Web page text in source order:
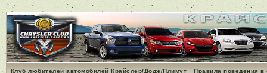
Клуб любителей автомобилей Крайслер/Додж/Плимут Правила поведения